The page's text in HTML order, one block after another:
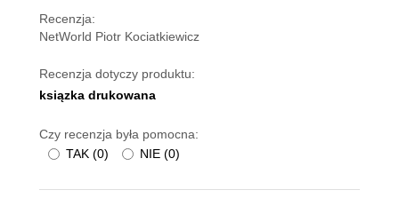
Recenzja:
NetWorld Piotr Kociatkiewicz
Recenzja dotyczy produktu:
ksiązka drukowana
Czy recenzja była pomocna:
TAK (0) NIE (0)